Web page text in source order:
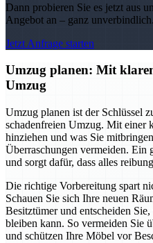
Dann probieren Sie es jetzt aus
Angebot an – ganz unverbindlich.
Jetzt Anfrage starten
Umzug planen: Mit
Umzug
Umzug planen ist der Schlüssel
schadenfreien Umzug. Mit einer
hinziehen und was Sie
Überraschungen vermeiden. Ein
und sorgt dafür, dass alles
Die richtige Vorbereitung spart
Schauen Sie sich Ihre neuen
Besitztümer und entscheiden
bleiben kann. So vermeiden Sie
und schützen Ihre Möbel vor